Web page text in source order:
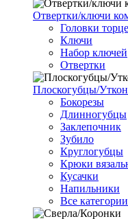
Отвертки/ключи
Головки
Ключи
Набор ключей
Отвертки
Плоскогубцы/
Бокорезы
Длинногубцы
Заклепочник
Зубило
Круглогубцы
Крюки
Кусачки
Напильники
Все